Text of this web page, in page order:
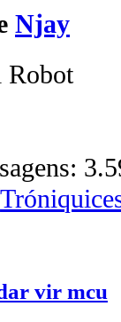
Njay
vir mcu